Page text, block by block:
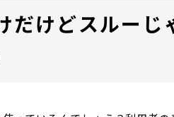
だけどスルーじ